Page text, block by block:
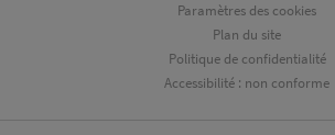
Paramètres des cookies
Plan du site
Politique de confidentialité
Accessibilité : non conforme